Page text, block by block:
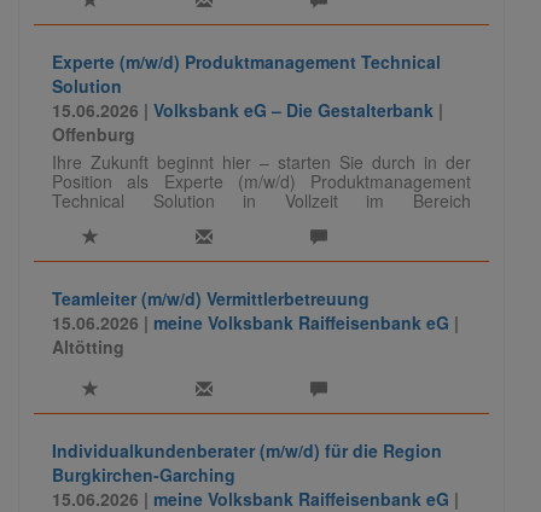
Experte (m/w/d) Produktmanagement Technical
Solution
15.06.2026 | Volksbank eG – Die Gestalterbank |
Offenburg
Ihre Zukunft beginnt hier – starten Sie durch in der
Position als Experte (m/w/d) Produktmanagement
Technical Solution in Vollzeit im Bereich
Teamleiter (m/w/d) Vermittlerbetreuung
15.06.2026 | meine Volksbank Raiffeisenbank eG |
Altötting
Individualkundenberater (m/w/d) für die Region
Burgkirchen-Garching
15.06.2026 | meine Volksbank Raiffeisenbank eG |